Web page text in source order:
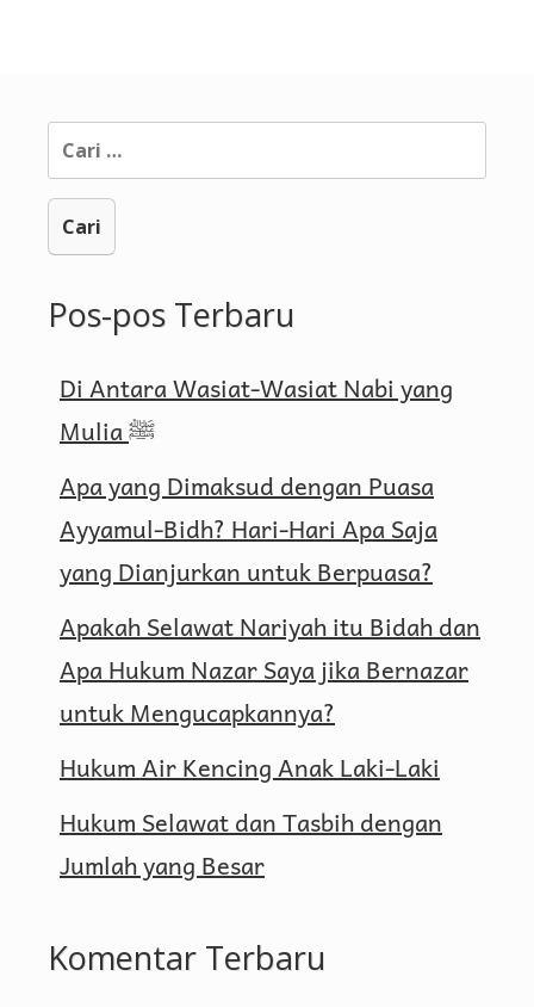
Cari
untuk:
Pos-pos Terbaru
Di Antara Wasiat-Wasiat Nabi yang
Mulia ﷺ
Apa yang Dimaksud dengan Puasa
Ayyamul-Bidh? Hari-Hari Apa Saja
yang Dianjurkan untuk Berpuasa?
Apakah Selawat Nariyah itu Bidah dan
Apa Hukum Nazar Saya jika Bernazar
untuk Mengucapkannya?
Hukum Air Kencing Anak Laki-Laki
Hukum Selawat dan Tasbih dengan
Jumlah yang Besar
Komentar Terbaru